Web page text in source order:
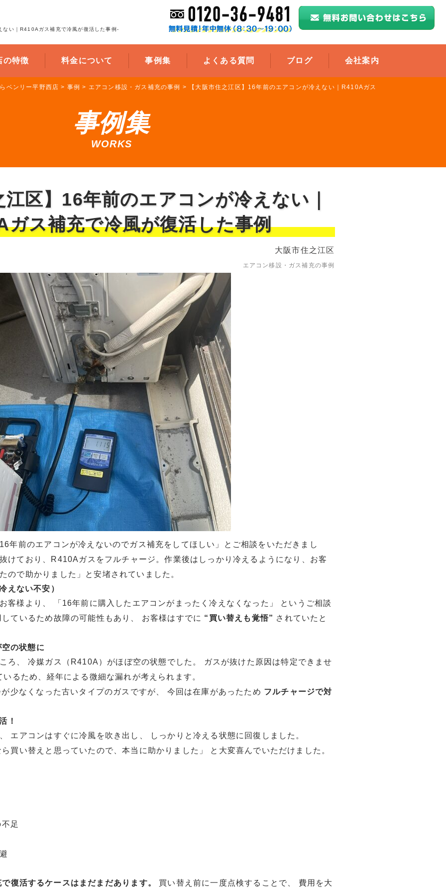
い｜R410Aガス補充で冷風が復活した事例-
の特徴 料金について 事例集 よくある質問 ブログ 会社案内
ベンリー平野西店 > 事例 > エアコン移設・ガス補充の事例 > 【大阪市住之江区】16年前のエアコンが冷えない｜R410Aガス
事例集
WORKS
区】16年前のエアコンが冷えない｜
ガス補充で冷風が復活した事例
大阪市住之江区
エアコン移設・ガス補充の事例
年前のエアコンが冷えないのでガス補充をしてほしい」とご相談をいただきまし
けており、R410Aガスをフルチャージ。作業後はしっかり冷えるようになり、お客
ので助かりました」と安堵されていました。
えない不安）
客様より、 「16年前に購入したエアコンがまったく冷えなくなった」 というご相談
ているため故障の可能性もあり、 お客様はすでに “買い替えも覚悟” されていたと
の状態に
ろ、 冷媒ガス（R410A）がほぼ空の状態でした。 ガスが抜けた原因は特定できませ
るため、経年による微細な漏れが考えられます。
少なくなった古いタイプのガスですが、 今回は在庫があったため フルチャージで対
！
エアコンはすぐに冷風を吹き出し、 しっかりと冷える状態に回復しました。
買い替えと思っていたので、本当に助かりました」 と大変喜んでいただけました。
足
復活するケースはまだまだあります。 買い替え前に一度点検することで、 費用を大